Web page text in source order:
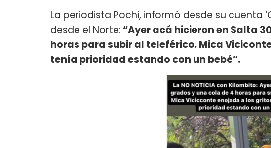
La periodista Pochi, informó desde su cuenta
desde el Norte: “Ayer acá hicieron en Salta
horas para subir al teleférico. Mica
tenía prioridad estando con un bebé”.